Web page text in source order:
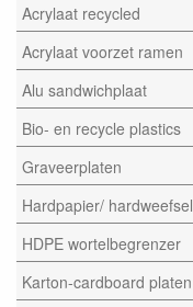
Acrylaat recycled
Acrylaat voorzet ramen
Alu sandwichplaat
Bio- en recycle plastics
Graveerplaten
Hardpapier/ hardweefsel
HDPE wortelbegrenzer
Karton-cardboard platen